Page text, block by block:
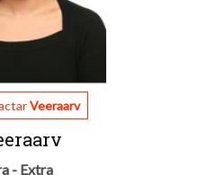
Veeraarv
- Extra